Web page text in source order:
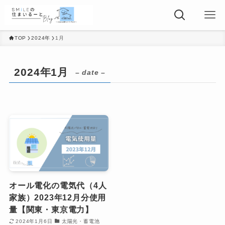
TOP 2024年 1月
2024年1月 – date –
オール電化の電気代（4人
家族）2023年12月分使用
量【関東・東京電力】
2024年1月6日 太陽光・蓄電池